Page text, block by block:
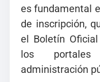
es fundamental
de inscripción,
el Boletín
los
administración